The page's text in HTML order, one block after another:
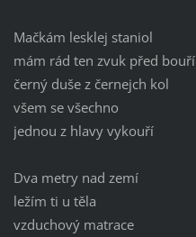
Mačkám lesklej staniol
mám rád ten zvuk před bouří
černý duše z černejch kol
všem se všechno
jednou z hlavy vykouří
Dva metry nad zemí
ležím ti u těla
vzduchový matrace